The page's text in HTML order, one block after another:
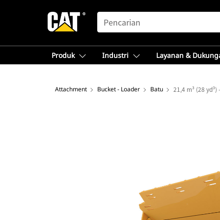
SEARCH
Produk Industri Layanan &
Attachment Bucket - Loader Batu 21,4 m³ (28 yd³)